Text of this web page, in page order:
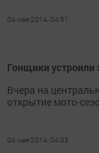
04 мая 2014, 04:51
Гонщики
Вчера на
открытие мото-
04 мая 2014, 04:35